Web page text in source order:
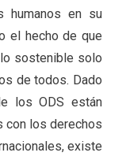
humanos en su
el hecho de que
sostenible solo
de todos. Dado
los ODS están
con los derechos
existe